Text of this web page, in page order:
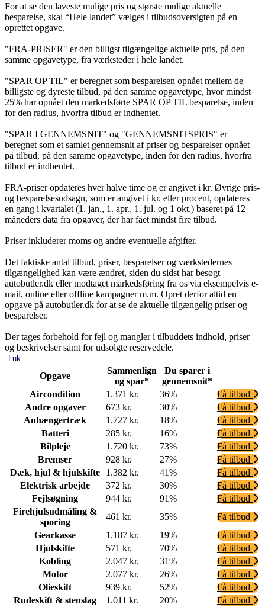
For at se den laveste mulige pris og største mulige aktuelle
besparelse, skal “Hele landet” vælges i tilbudsoversigten på en
oprettet opgave.
"FRA-PRISER" er den billigst tilgængelige aktuelle pris, på den
samme opgavetype, fra værksteder i hele landet.
"SPAR OP TIL" er beregnet som besparelsen opnået mellem de
billigste og dyreste tilbud, på den samme opgavetype, hvor mindst
25% har opnået den markedsførte SPAR OP TIL besparelse, inden
for den radius, hvorfra tilbud er indhentet.
"SPAR I GENNEMSNIT" og "GENNEMSNITSPRIS" er
beregnet som et samlet gennemsnit af priser og besparelser opnået
på tilbud, på den samme opgavetype, inden for den radius, hvorfra
tilbud er indhentet.
FRA-priser opdateres hver halve time og er angivet i kr. Øvrige pris-
og besparelsesudsagn, som er angivet i kr. eller procent, opdateres
en gang i kvartalet (1. jan., 1. apr., 1. jul. og 1 okt.) baseret på 12
måneders data fra opgaver, der har fået mindst fire tilbud.
Priser inkluderer moms og andre eventuelle afgifter.
Det faktiske antal tilbud, priser, besparelser og værkstedernes
tilgængelighed kan være ændret, siden du sidst har besøgt
autobutler.dk eller modtaget markedsføring fra os via eksempelvis e-
mail, online eller offline kampagner m.m. Opret derfor altid en
opgave på autobutler.dk for at se de aktuelle tilgængelig priser og
besparelser.
Der tages forbehold for fejl og mangler i tilbuddets indhold, priser
og beskrivelser samt for udsolgte reservedele.
Luk
Opgave
Sammenlign
og spar*
Du sparer i
gennemsnit*
Aircondition
1.371 kr. 36%
Få tilbud
Andre opgaver
673 kr. 30%
Få tilbud
Anhængertræk
1.727 kr. 18%
Få tilbud
Batteri
285 kr. 16%
Få tilbud
Bilpleje
1.720 kr. 73%
Få tilbud
Bremser
928 kr. 27%
Få tilbud
Dæk, hjul & hjulskifte
1.382 kr. 41%
Få tilbud
Elektrisk arbejde
372 kr. 30%
Få tilbud
Fejlsøgning
944 kr. 91%
Få tilbud
Firehjulsudmåling &
sporing
461 kr. 35%
Få tilbud
Gearkasse
1.187 kr. 19%
Få tilbud
Hjulskifte
571 kr. 70%
Få tilbud
Kobling
2.047 kr. 31%
Få tilbud
Motor
2.077 kr. 26%
Få tilbud
Olieskift
939 kr. 52%
Få tilbud
Rudeskift & stenslag
1.011 kr. 20%
Få tilbud